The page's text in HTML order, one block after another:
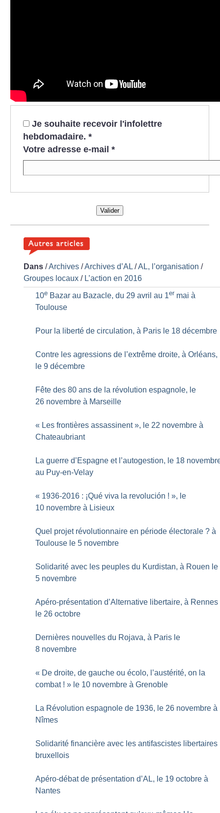
Je souhaite recevoir l'infolettre
hebdomadaire. *
Votre adresse e-mail *
Valider
Dans /Archives /Archives d’AL /AL, l’organisation /
Groupes locaux / L’action en 2016
10e Bazar au Bazacle, du 29 avril au 1er mai à
Toulouse
Pour la liberté de circulation, à Paris le 18 décembre
Contre les agressions de l’extrême droite, à Orléans,
le 9 décembre
Fête des 80 ans de la révolution espagnole, le
26 novembre à Marseille
« Les frontières assassinent », le 22 novembre à
Chateaubriant
La guerre d’Espagne et l’autogestion, le 18
au Puy-en-Velay
« 1936-2016 : ¡Qué viva la revolución ! », le
10 novembre à Lisieux
Quel projet révolutionnaire en période électorale ? à
Toulouse le 5 novembre
Solidarité avec les peuples du Kurdistan, à Rouen le
5 novembre
Apéro-présentation d’Alternative libertaire, à Rennes
le 26 octobre
Dernières nouvelles du Rojava, à Paris le
8 novembre
« De droite, de gauche ou écolo, l’austérité, on la
combat ! » le 10 novembre à Grenoble
La Révolution espagnole de 1936, le 26 novembre à
Nîmes
Solidarité financière avec les antifascistes libertaires
bruxellois
Apéro-débat de présentation d’AL, le 19 octobre à
Nantes